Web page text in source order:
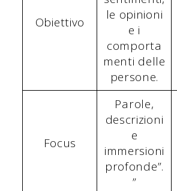
Obiettivo
le opinioni
e i
comporta
menti delle
persone.
Focus
Parole,
descrizioni
e
immersioni
profonde”.
”